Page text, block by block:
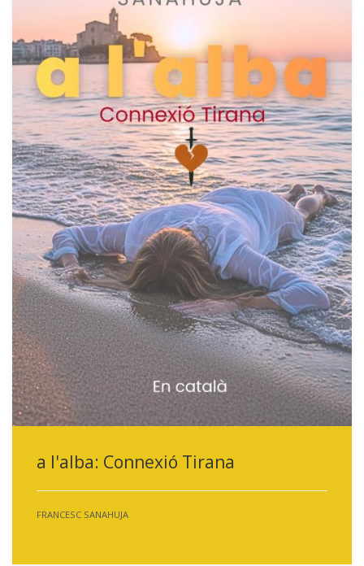
a l'alba: Connexió Tirana
FRANCESC SANAHUJA